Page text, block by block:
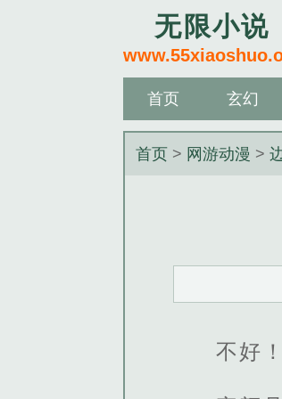
无限小说
首页 玄幻
首页 > 网游动漫 >
不好